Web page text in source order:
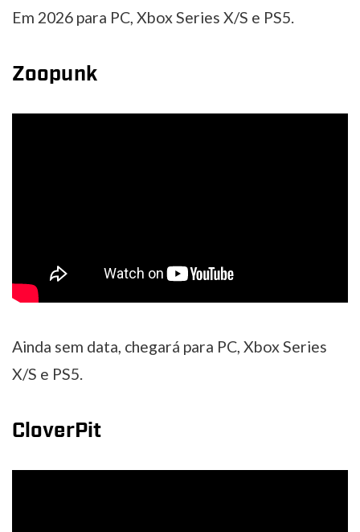
Em 2026 para PC, Xbox Series X/S e PS5.
Zoopunk
Ainda sem data, chegará para PC, Xbox Series
X/S e PS5.
CloverPit